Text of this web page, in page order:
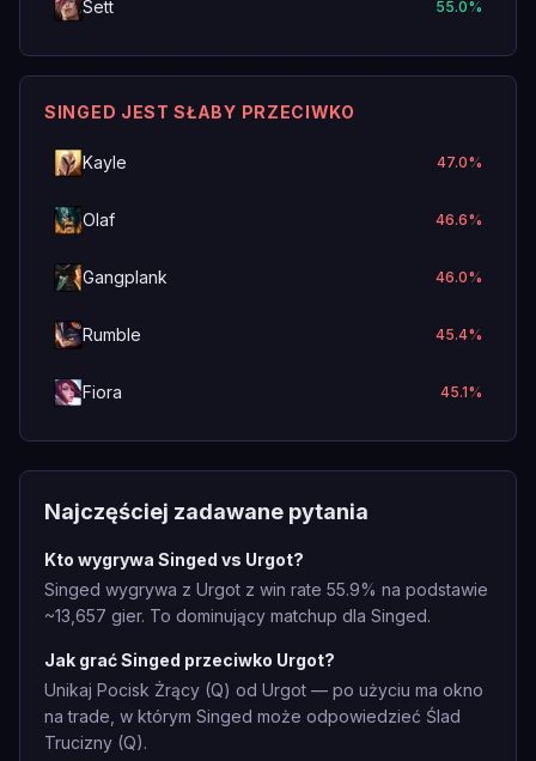
Sett 55.0%
SINGED JEST SŁABY PRZECIWKO
Kayle 47.0%
Olaf 46.6%
Gangplank 46.0%
Rumble 45.4%
Fiora 45.1%
Najczęściej zadawane pytania
Kto wygrywa Singed vs Urgot?
Singed wygrywa z Urgot z win rate 55.9% na podstawie
~13,657 gier. To dominujący matchup dla Singed.
Jak grać Singed przeciwko Urgot?
Unikaj Pocisk Żrący (Q) od Urgot — po użyciu ma okno
na trade, w którym Singed może odpowiedzieć Ślad
Trucizny (Q).